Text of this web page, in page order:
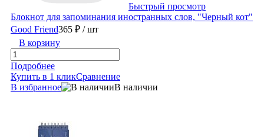
Быстрый просмотр
Блокнот для запоминания иностранных слов, "Черный кот"
Good Friend365 ₽ / шт
В корзину
Подробнее
Купить в 1 кликСравнение
В избранное
В наличии